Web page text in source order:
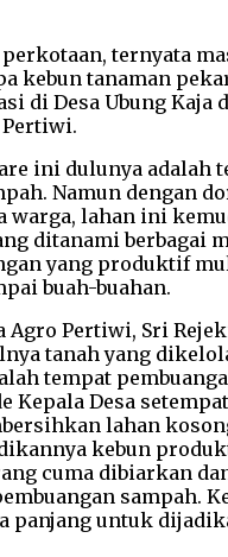
ternyata
kebun tanaman
di Desa Ubung Kaja
ini dulunya adalah
Namun dengan
warga, lahan ini
ditanami berbagai
yang produktif
buah-buahan.
Agro Pertiwi, Sri
tanah yang
tempat
Kepala Desa
lahan
kebun
cuma dibiarkan
sampah.
panjang untuk